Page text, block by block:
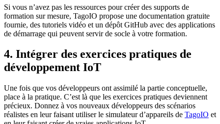
Si vous n’avez pas les ressources pour créer des supports de
formation sur mesure, TagoIO propose une documentation gratuite
fournie, des tutoriels vidéo et un dépôt GitHub avec des applications
de démarrage qui peuvent servir de socle à votre formation.
4. Intégrer des exercices pratiques de
développement IoT
Une fois que vos développeurs ont assimilé la partie conceptuelle,
place à la pratique. C’est là que les exercices pratiques deviennent
précieux. Donnez à vos nouveaux développeurs des scénarios
réalistes en leur faisant utiliser le simulateur d’appareils de TagoIO et